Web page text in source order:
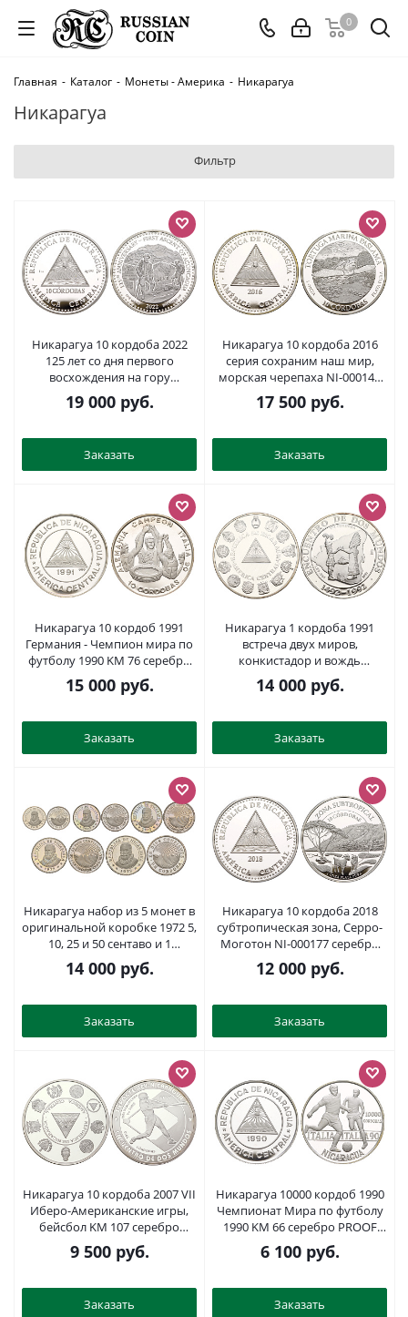
0
Главная - Каталог - Монеты - Америка - Никарагуа
Никарагуа
Фильтр
Никарагуа 10 кордоба 2022
125 лет со дня первого
восхождения на гору
Аконкагуа NI-000172 серебро
PROOF 11-182-15
19 000руб.
Заказать
Никарагуа 10 кордоба 2016
серия сохраним наш мир,
морская черепаха NI-000142
серебро PROOF 11-182-11
17 500руб.
Заказать
Никарагуа 10 кордоб 1991
Германия - Чемпион мира по
футболу 1990 KM 76 серебро
PROOF 413-815
15 000руб.
Заказать
Никарагуа 1 кордоба 1991
встреча двух миров,
конкистадор и вождь
индейцев KM 77 серебро
PROOF 11-082-24
14 000руб.
Заказать
Никарагуа набор из 5 монет в
оригинальной коробке 1972 5,
10, 25 и 50 сентаво и 1
кордоба, в оригинальной
коробке с сертификатом KM
2-57
14 000руб.
Заказать
Никарагуа 10 кордоба 2018
субтропическая зона, Серро-
Моготон NI-000177 серебро
PROOF 11-182-13
12 000руб.
Заказать
Никарагуа 10 кордоба 2007 VII
Иберо-Американские игры,
бейсбол KM 107 серебро
PROOF 1091-7-21
9 500руб.
Заказать
Никарагуа 10000 кордоб 1990
Чемпионат Мира по футболу
1990 KM 66 серебро PROOF
1083-1-11
6 100руб.
Заказать